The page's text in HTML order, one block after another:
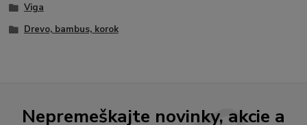
Viga
Drevo, bambus, korok
Nepremeškajte novinky, akcie a